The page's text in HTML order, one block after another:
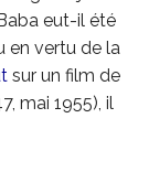
eut-il été
en vertu de la
sur un film de
mai 1955), il